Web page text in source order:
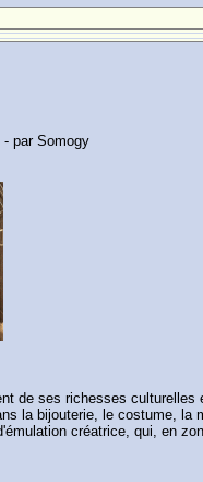
- par Somogy
de ses richesses
la bijouterie, le costume, la
créatrice, qui, en